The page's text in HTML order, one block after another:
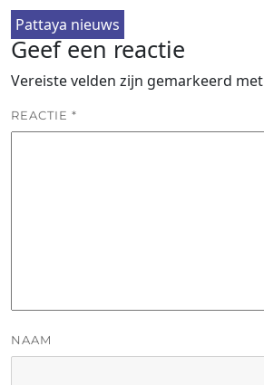
Pattaya nieuws
Geef een reactie
Vereiste velden zijn gemarkeerd met
REACTIE *
NAAM